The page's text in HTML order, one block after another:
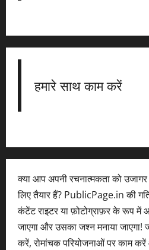
हमारे साथ काम करें
क्या आप अपनी रचनात्मकता को
लिए तैयार हैं? PublicPage.in की
कंटेंट राइटर या फ़ोटोग्राफ़र के रूप में
जाएगा और उसका जश्न मनाया
करें, रोमांचक परियोजनाओं पर काम करें